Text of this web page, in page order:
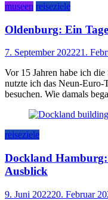
museen reiseziele
Oldenburg: Ein
7. September 202221.
Vor 15 Jahren habe ich
nutzte ich das Neun-Euro-
besuchen. Wie damals
reiseziele
Dockland
Ausblick
9. Juni 202220. Februar